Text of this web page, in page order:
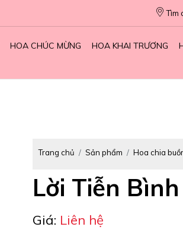
Tìm
HOA CHÚC MỪNG HOA KHAI TRƯƠNG
Trang chủ Sản phẩm Hoa chia
Lời Tiễn Bình
Giá: Liên hệ